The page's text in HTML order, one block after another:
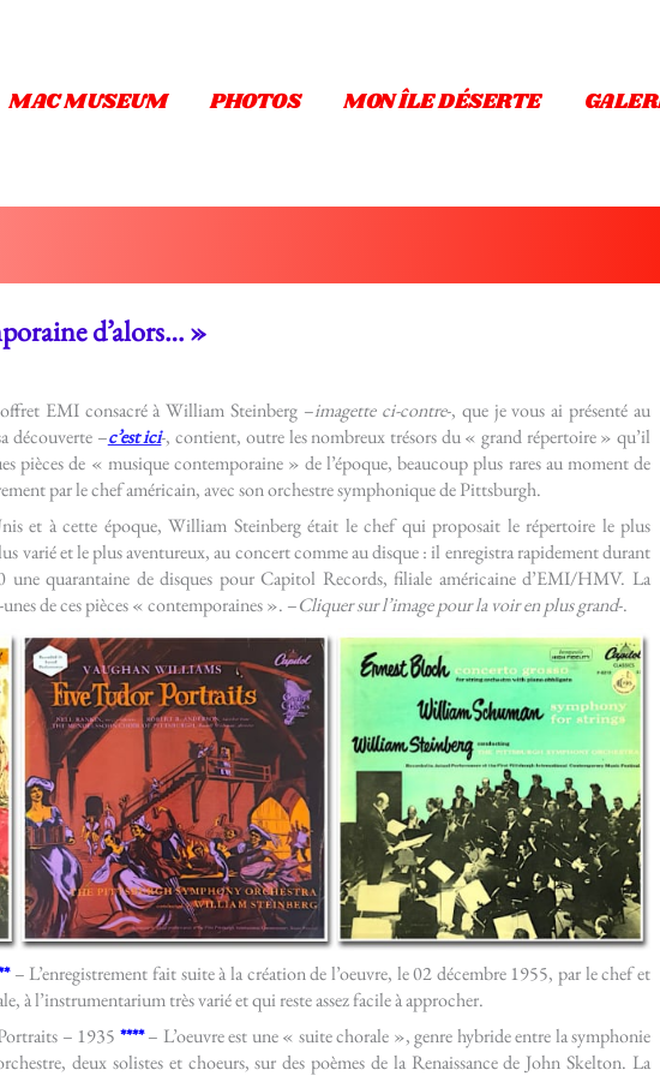
MAC MUSEUM PHOTOS MON ÎLE DÉSERTE
d’alors… »
EMI consacré à William Steinberg –imagette ci-contre-, que je vous ai présenté au
découverte –c’est ici-, contient, outre les nombreux trésors du « grand répertoire » qu’il
pièces de « musique contemporaine » de l’époque, beaucoup plus rares au moment de
par le chef américain, avec son orchestre symphonique de Pittsburgh.
et à cette époque, William Steinberg était le chef qui proposait le répertoire le plus
varié et le plus aventureux, au concert comme au disque : il enregistra rapidement durant
une quarantaine de disques pour Capitol Records, filiale américaine d’EMI/HMV. La
de ces pièces « contemporaines ». –Cliquer sur l’image pour la voir en plus grand-.
– L’enregistrement fait suite à la création de l’oeuvre, le 02 décembre 1955, par le chef et
à l’instrumentarium très varié et qui reste assez facile à approcher.
– 1935 ****– L’oeuvre est une « suite chorale », genre hybride entre la symphonie
deux solistes et choeurs, sur des poèmes de la Renaissance de John Skelton. La